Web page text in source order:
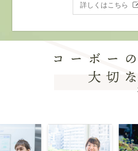
詳しくはこちら